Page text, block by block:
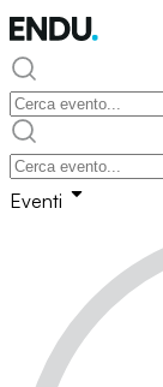
Eventi